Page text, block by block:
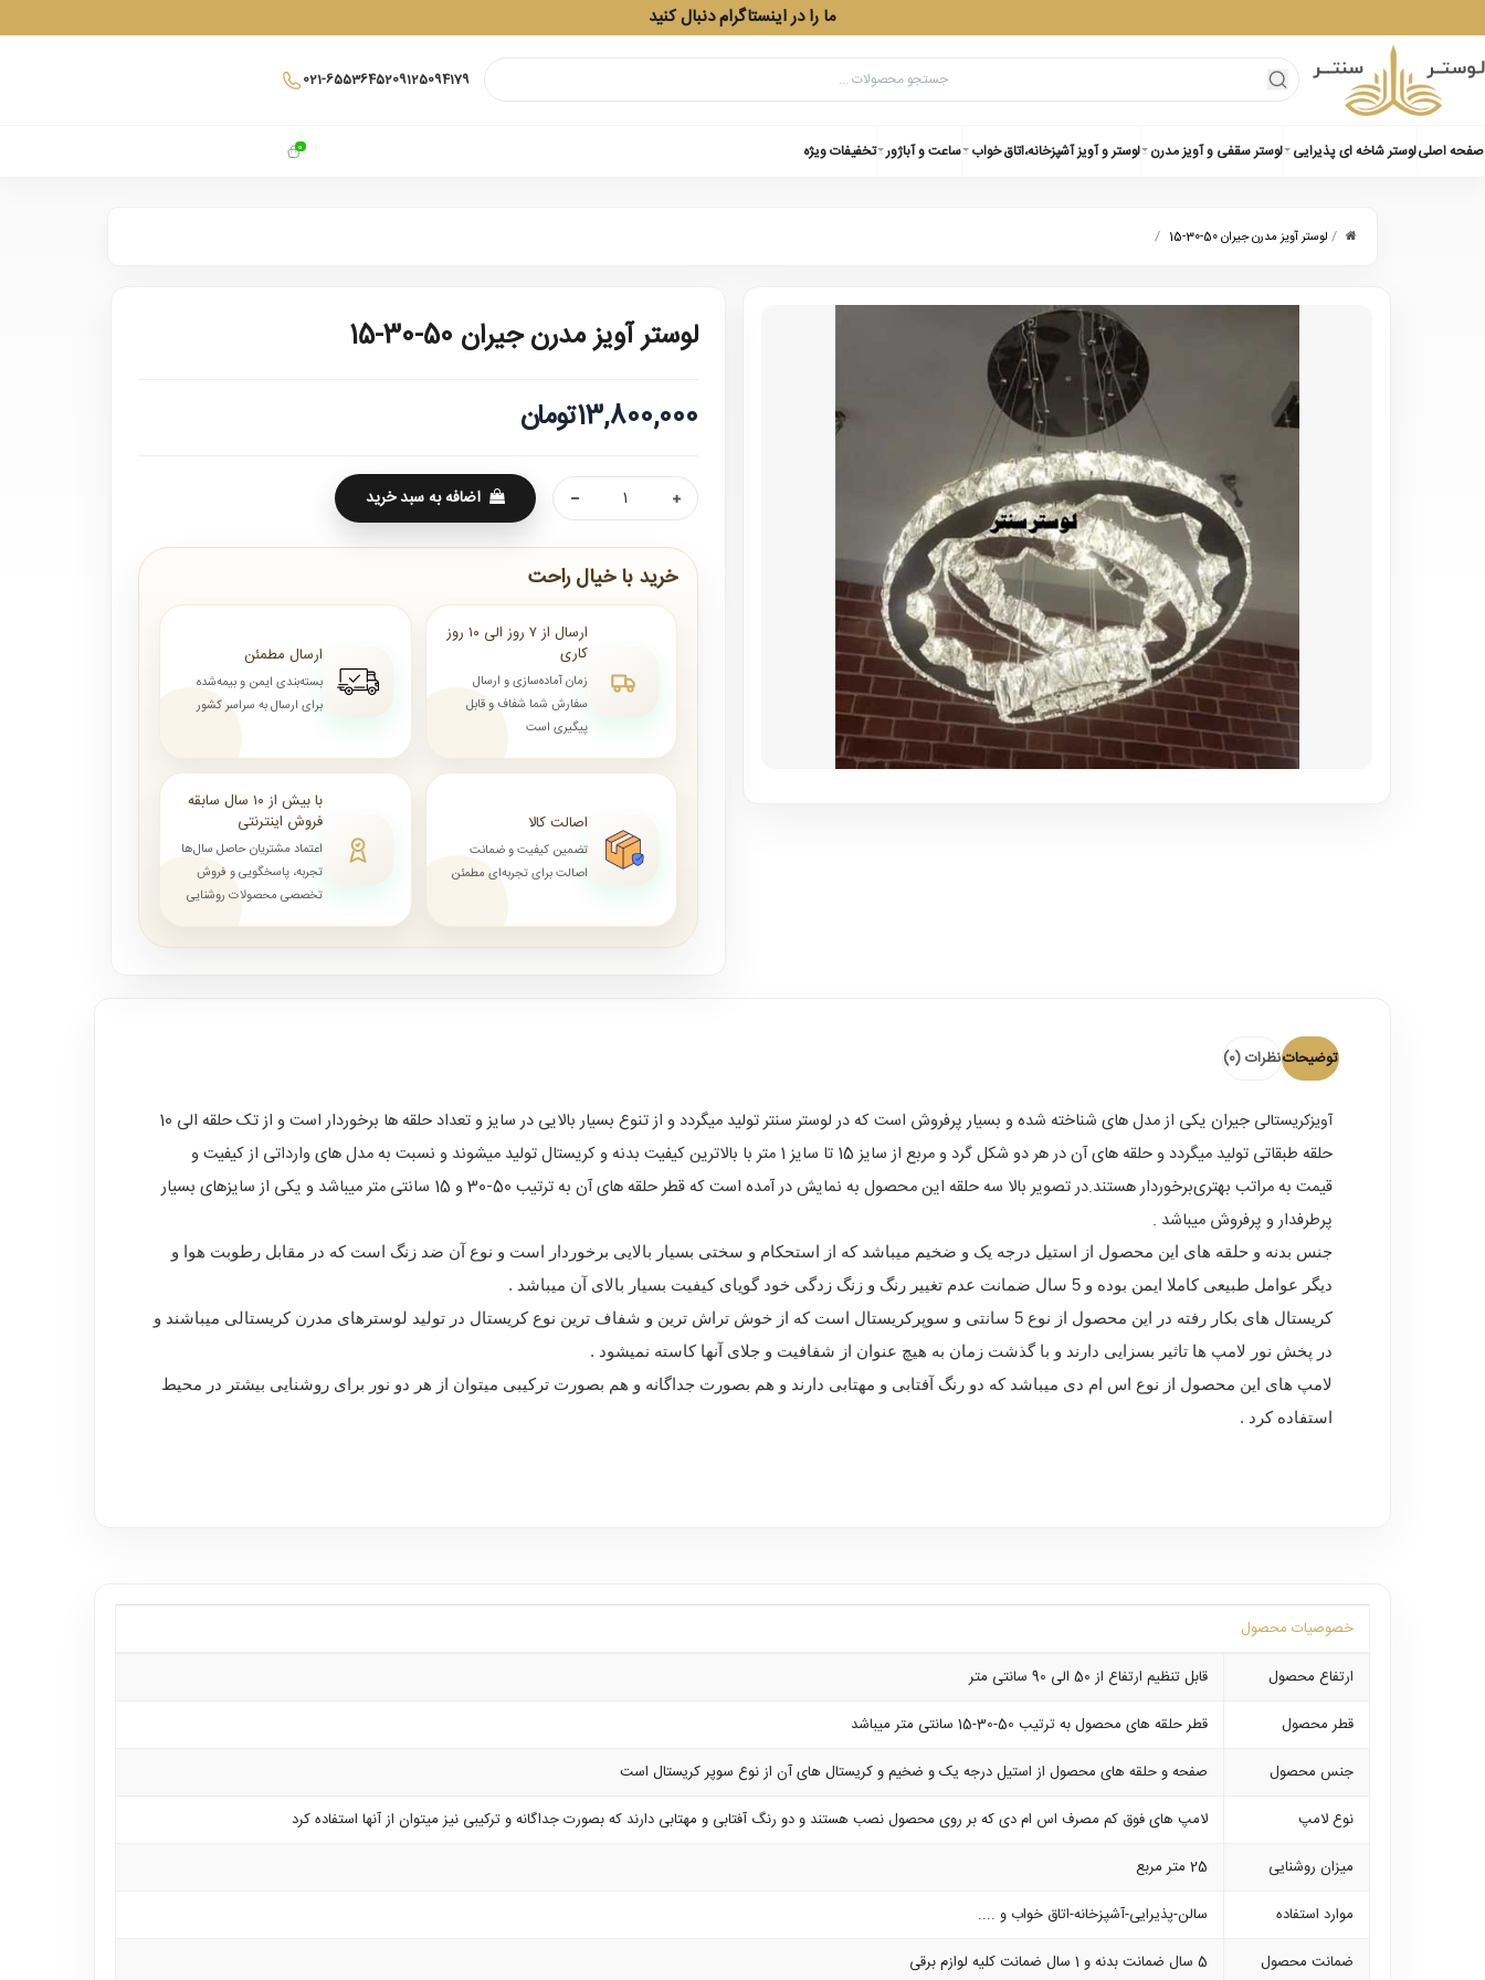
ما را در اینستاگرام دنبال کنید
021-6553645209125094179
0 صفحه اصلیلوستر شاخه ای پذیرایی لوستر سقفی و آویز مدرن لوستر و آویز آشپزخانه،اتاق خواب ساعت و آباژور تخفیفات ویژه
/ لوستر آویز مدرن جیران 50-30-15 /
لوستر آویز مدرن جیران 50-30-15
13,800,000تومان
اضافه به سبد خرید
خرید با خیال راحت
ارسال از ۷ روز الی ۱۰ روز
کاری
زمان آماده‌سازی و ارسال
سفارش شما شفاف و قابل
پیگیری است
ارسال مطمئن
بسته‌بندی ایمن و بیمه‌شده
برای ارسال به سراسر کشور
اصالت کالا
تضمین کیفیت و ضمانت
اصالت برای تجربه‌ای مطمئن
با بیش از ۱۰ سال سابقه
فروش اینترنتی
اعتماد مشتریان حاصل سال‌ها
تجربه، پاسخگویی و فروش
تخصصی محصولات روشنایی
توضیحاتنظرات (0)
آویزکریستالی
جیران یکی از مدل های شناخته شده و بسیار پرفروش است که در لوستر سنتر تولید میگردد و از تنوع بسیار بالایی در سایز و تعداد حلقه ها برخوردار است و از تک حلقه الی 10
حلقه طبقاتی تولید میگردد و حلقه های آن در هر دو شکل گرد و مربع از سایز 15 تا سایز 1 متر با بالاترین کیفیت بدنه و کریستال تولید میشوند و نسبت به مدل های وارداتی از کیفیت و
قیمت به مراتب بهتری
برخوردار هستند.در تصویر بالا سه حلقه این محصول به نمایش در آمده است که قطر حلقه های آن به ترتیب 50-30 و 15 سانتی متر میباشد و یکی از سایزهای بسیار
پرطرفدار و پرفروش میباشد .
جنس بدنه و حلقه های این محصول از استیل درجه یک و ضخیم میباشد که از استحکام و سختی بسیار بالایی برخوردار است و نوع آن ضد زنگ است که در مقابل رطوبت هوا و
دیگر عوامل طبیعی کاملا ایمن بوده و 5 سال ضمانت عدم تغییر رنگ و زنگ زدگی خود گویای کیفیت بسیار بالای آن میباشد .
کریستال های بکار رفته در این محصول از نوع 5 سانتی و سوپرکریستال است که از خوش تراش ترین و شفاف ترین نوع کریستال در تولید لوسترهای مدرن کریستالی میباشند و
در پخش نور لامپ ها تاثیر بسزایی دارند و با گذشت زمان به هیچ عنوان از شفافیت و جلای آنها کاسته نمیشود .
لامپ های این محصول از نوع اس ام دی میباشد که دو رنگ آفتابی و مهتابی دارند و هم بصورت جداگانه و هم بصورت ترکیبی میتوان از هر دو نور برای روشنایی بیشتر در محیط
استفاده کرد .
خصوصیات محصول
ارتفاع محصول
قابل تنظیم ارتفاع از 50 الی 90 سانتی متر
قطر محصول
قطر حلقه های محصول به ترتیب 50-30-15 سانتی متر میباشد
جنس محصول
صفحه و حلقه های محصول از استیل درجه یک و ضخیم و کریستال های آن از نوع سوپر کریستال است
نوع لامپ
لامپ های فوق کم مصرف اس ام دی که بر روی محصول نصب هستند و دو رنگ آفتابی و مهتابی دارند که بصورت جداگانه و ترکیبی نیز میتوان از آنها استفاده کرد
میزان روشنایی
25 متر مربع
موارد استفاده
سالن-پذیرایی-آشپزخانه-اتاق خواب و ....
ضمانت محصول
5 سال ضمانت بدنه و 1 سال ضمانت کلیه لوازم برقی